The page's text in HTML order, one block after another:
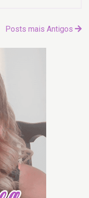
Posts mais Antigos